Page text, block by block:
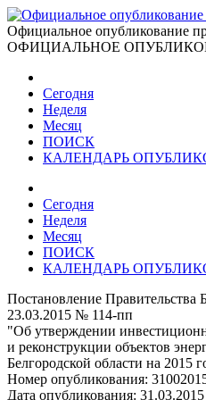
Официальное опубликование
ОФИЦИАЛЬНОЕ
Сегодня
Неделя
Месяц
ПОИСК
КАЛЕНДАРЬ
Сегодня
Неделя
Месяц
ПОИСК
КАЛЕНДАРЬ
Постановление Правительства
23.03.2015 № 114-пп
"Об утверждении
и реконструкции объектов
Белгородской области на 2015
Номер опубликования:
Дата опубликования: 31.03.2015